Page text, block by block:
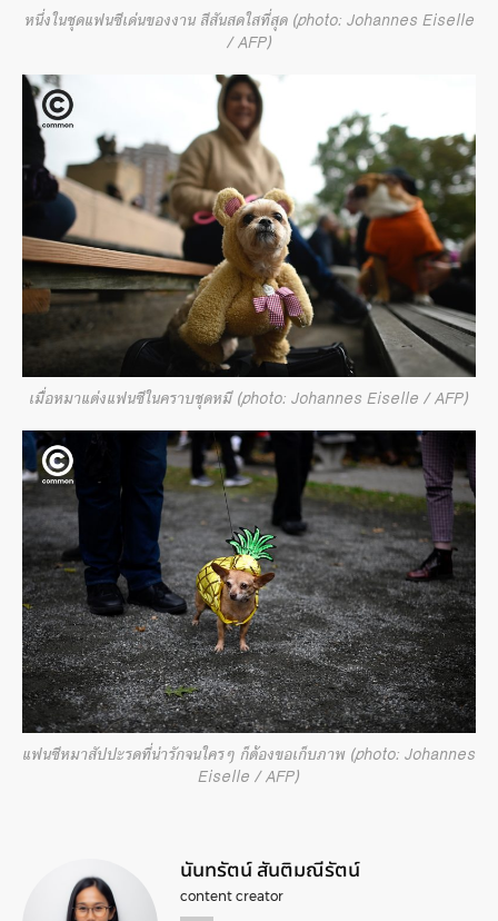
หนึ่งในชุดแฟนซีเด่นของงาน สีสันสดใสที่สุด (photo: Johannes Eiselle
/ AFP)
เมื่อหมาแต่งแฟนซีในคราบชุดหมี (photo: Johannes Eiselle / AFP)
แฟนซีหมาสัปปะรดที่น่ารักจนใครๆ ก็ต้องขอเก็บภาพ (photo: Johannes
Eiselle / AFP)
นันทรัตน์ สันติมณีรัตน์
content creator